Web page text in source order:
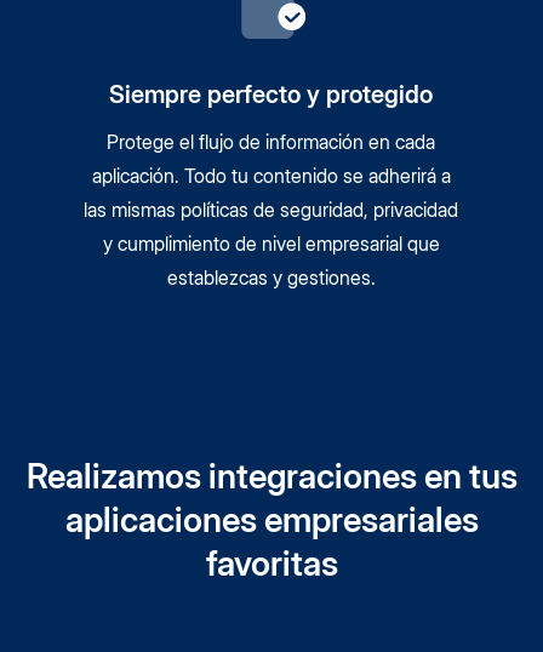
Siempre perfecto y protegido
Protege el flujo de información en cada
aplicación. Todo tu contenido se adherirá a
las mismas políticas de seguridad, privacidad
y cumplimiento de nivel empresarial que
establezcas y gestiones.
Realizamos integraciones en tus
aplicaciones empresariales
favoritas